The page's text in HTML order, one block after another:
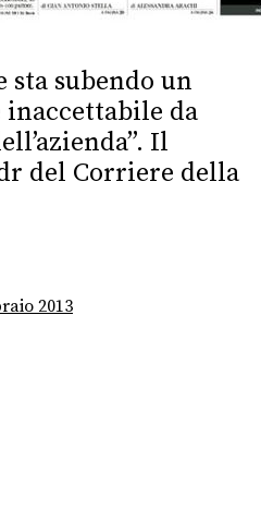
subendo un
da
Il
del Corriere della
2013